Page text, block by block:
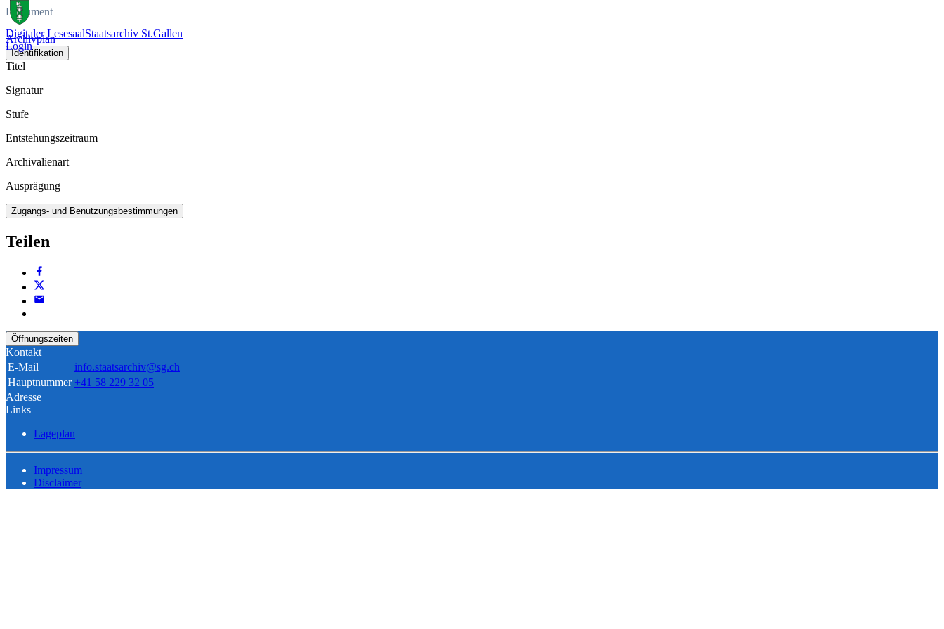
Digitaler LesesaalStaatsarchiv St.Gallen
Login
Dokument
Archivplan
Identifikation
Titel
Signatur
Stufe
Entstehungszeitraum
Archivalienart
Ausprägung
Zugangs- und Benutzungsbestimmungen
Teilen
Öffnungszeiten
Kontakt
E-Mail
info.staatsarchiv@sg.ch
Hauptnummer +41 58 229 32 05
Adresse
Links
Lageplan
Impressum
Disclaimer